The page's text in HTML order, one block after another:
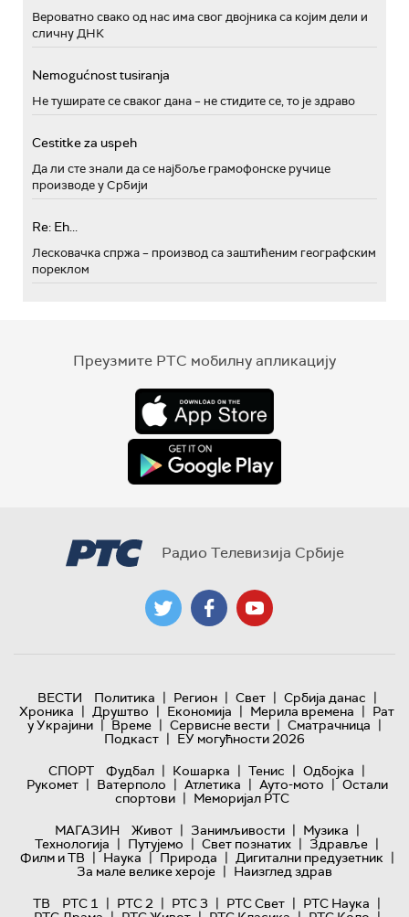
Вероватно свако од нас има свог двојника са којим дели и
сличну ДНК
Nemogućnost tusiranja
Не туширате се сваког дана – не стидите се, то је здраво
Cestitke za uspeh
Да ли сте знали да се најбоље грамофонске ручице
производе у Србији
Re: Eh...
Лесковачка спржа – производ са заштићеним географским
пореклом
Преузмите РТС мобилну апликацију
Радио Телевизија Србије
ВЕСТИ Политика | Регион | Свет | Србија данас |
Хроника | Друштво | Економија | Мерила времена | Рат
у Украјини | Време | Сервисне вести | Сматрачница |
Подкаст | ЕУ могућности 2026
СПОРТ
Фудбал | Кошарка | Тенис | Одбојка |
Рукомет | Ватерполо | Атлетика | Ауто-мото | Остали
спортови | Меморијал РТС
МАГАЗИН
Живот | Занимљивости | Музика |
Технологијa | Путујемо | Свет познатих | Здравље |
Филм и ТВ | Наука | Природа | Дигитални предузетник |
За мале велике хероје | Наизглед здрав
ТВ
РТС 1 | РТС 2 | РТС 3 | РТС Свет | РТС Наука |